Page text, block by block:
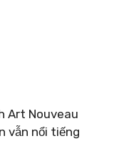
Art Nouveau
vẫn nổi tiếng